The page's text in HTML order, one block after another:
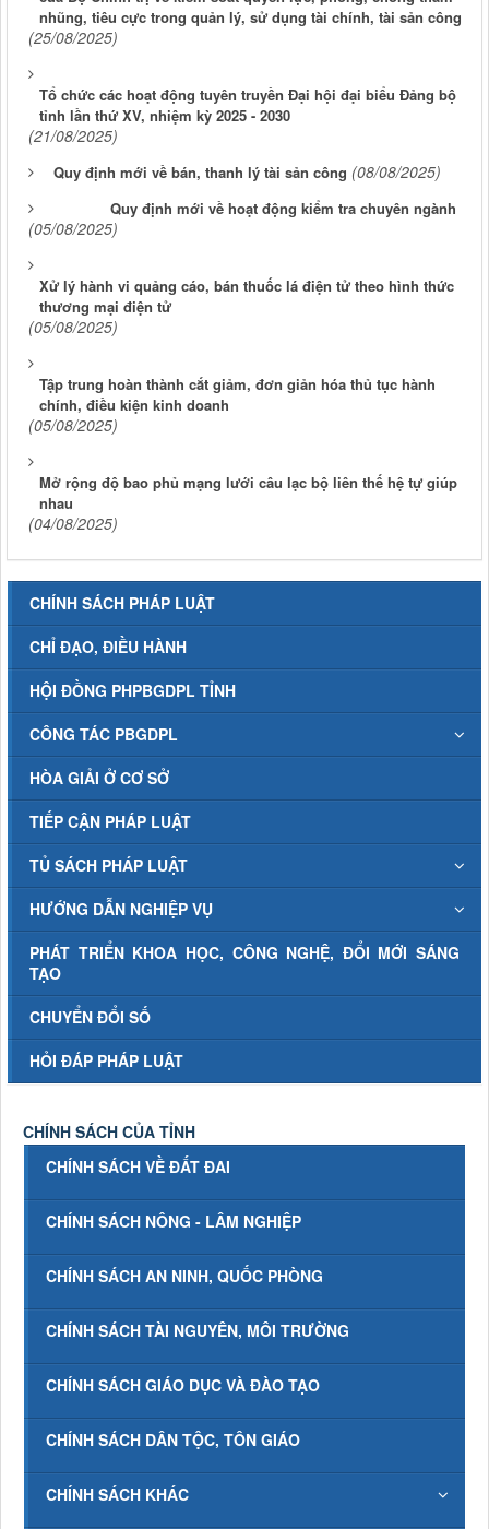
nhũng, tiêu cực trong quản lý, sử dụng tài chính, tài sản công
(25/08/2025)
Tổ chức các hoạt động tuyên truyền Đại hội đại biểu Đảng bộ
tỉnh lần thứ XV, nhiệm kỳ 2025 - 2030
(21/08/2025)
Quy định mới về bán, thanh lý tài sản công (08/08/2025)
Quy định mới về hoạt động kiểm tra chuyên ngành
(05/08/2025)
Xử lý hành vi quảng cáo, bán thuốc lá điện tử theo hình thức
thương mại điện tử
(05/08/2025)
Tập trung hoàn thành cắt giảm, đơn giản hóa thủ tục hành
chính, điều kiện kinh doanh
(05/08/2025)
Mở rộng độ bao phủ mạng lưới câu lạc bộ liên thế hệ tự giúp
nhau
(04/08/2025)
CHÍNH SÁCH PHÁP LUẬT
CHỈ ĐẠO, ĐIỀU HÀNH
HỘI ĐỒNG PHPBGDPL TỈNH
CÔNG TÁC PBGDPL
HÒA GIẢI Ở CƠ SỞ
TIẾP CẬN PHÁP LUẬT
TỦ SÁCH PHÁP LUẬT
HƯỚNG DẪN NGHIỆP VỤ
PHÁT TRIỂN KHOA HỌC, CÔNG NGHỆ, ĐỔI MỚI SÁNG
TẠO
CHUYỂN ĐỔI SỐ
HỎI ĐÁP PHÁP LUẬT
CHÍNH SÁCH CỦA TỈNH
CHÍNH SÁCH VỀ ĐẤT ĐAI
CHÍNH SÁCH NÔNG - LÂM NGHIỆP
CHÍNH SÁCH AN NINH, QUỐC PHÒNG
CHÍNH SÁCH TÀI NGUYÊN, MÔI TRƯỜNG
CHÍNH SÁCH GIÁO DỤC VÀ ĐÀO TẠO
CHÍNH SÁCH DÂN TỘC, TÔN GIÁO
CHÍNH SÁCH KHÁC